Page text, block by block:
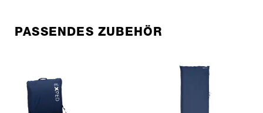
PASSENDES ZUBEHÖR